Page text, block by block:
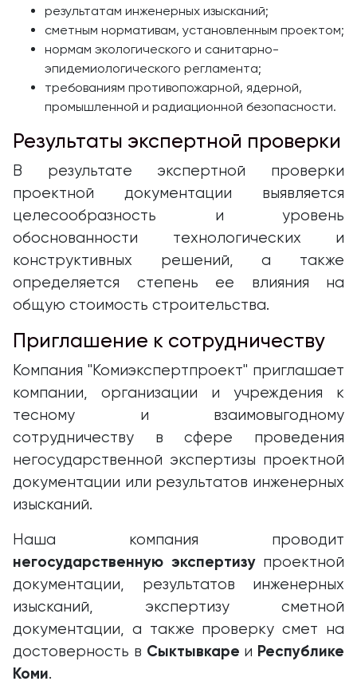
результатам инженерных изысканий;
сметным нормативам, установленным проектом;
нормам экологического и санитарно-
эпидемиологического регламента;
требованиям противопожарной, ядерной,
промышленной и радиационной безопасности.
Результаты экспертной проверки
В результате экспертной проверки
проектной документации выявляется
целесообразность и уровень
обоснованности технологических и
конструктивных решений, а также
определяется степень ее влияния на
общую стоимость строительства.
Приглашение к сотрудничеству
Компания "Комиэкспертпроект" приглашает
компании, организации и учреждения к
тесному и взаимовыгодному
сотрудничеству в сфере проведения
негосударственной экспертизы проектной
документации или результатов инженерных
изысканий.
Наша компания проводит
негосударственную экспертизупроектной
документации, результатов инженерных
изысканий, экспертизу сметной
документации, а также проверку смет на
достоверность в Сыктывкаре и Республике
Коми.